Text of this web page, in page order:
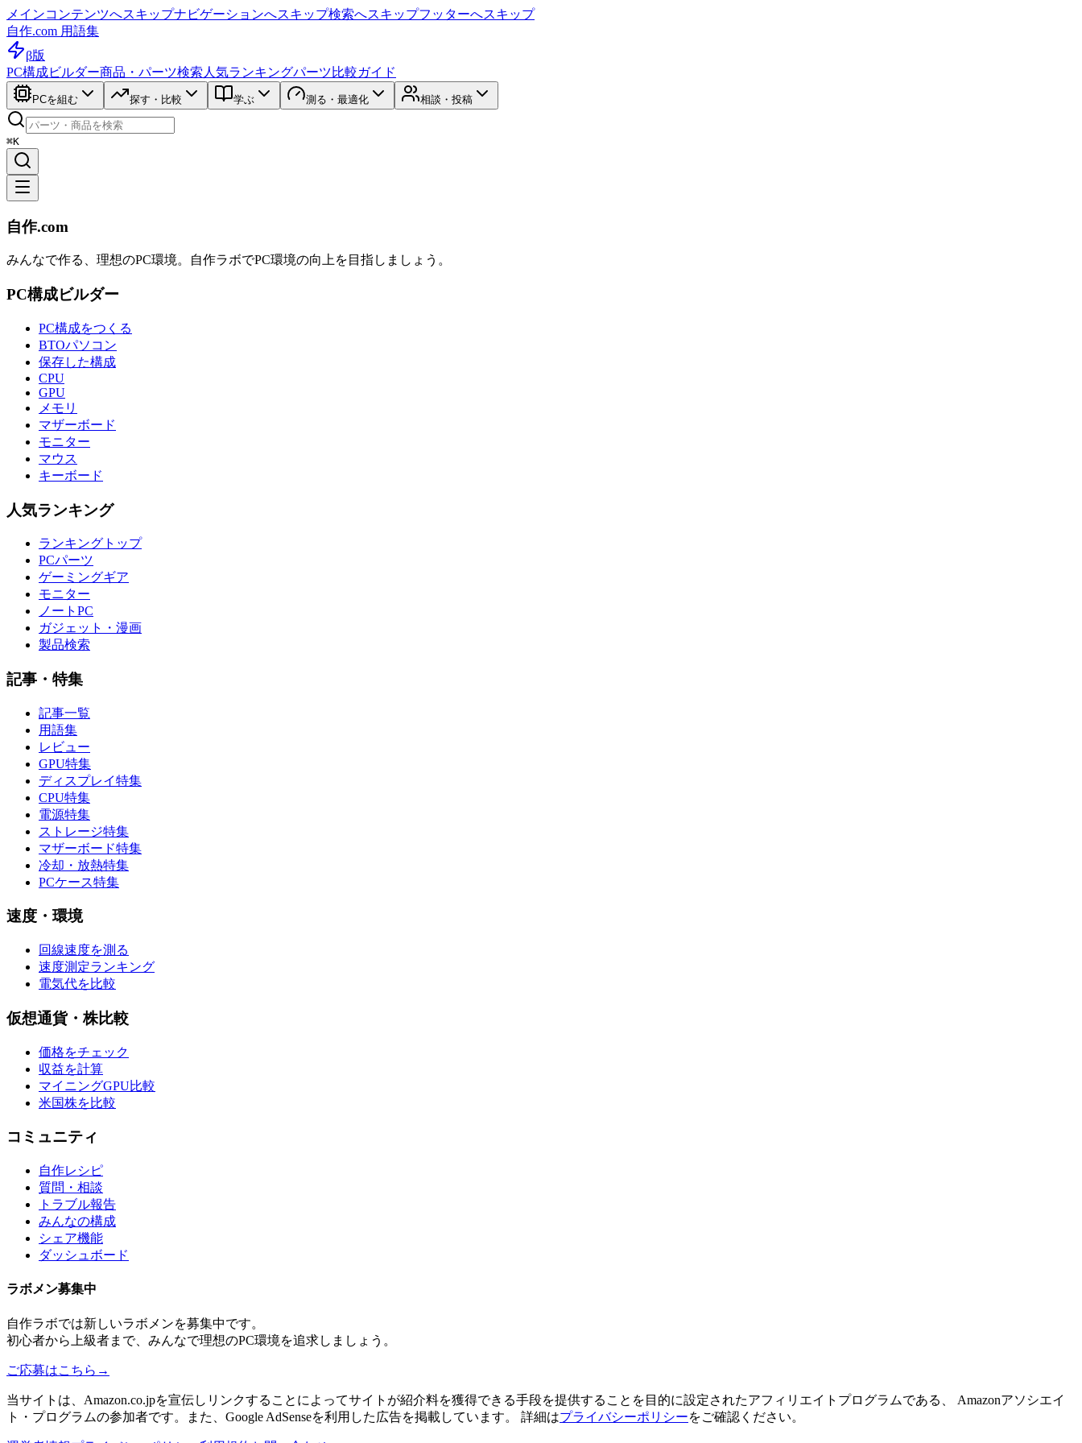
メインコンテンツへスキップナビゲーションへスキップ検索へスキップフッターへスキップ
自作.com 用語集
β版
PC構成ビルダー商品・パーツ検索 人気ランキングパーツ比較ガイド
PCを組む 探す・比較 学ぶ 測る・最適化 相談・投稿
⌘K
自作.com
みんなで作る、理想のPC環境。 自作ラボでPC環境の向上を目指しましょう。
PC構成ビルダー
PC構成をつくる
BTOパソコン
保存した構成
CPU
GPU
メモリ
マザーボード
モニター
マウス
キーボード
人気ランキング
ランキングトップ
PCパーツ
ゲーミングギア
モニター
ノートPC
ガジェット・漫画
製品検索
記事・特集
記事一覧
用語集
レビュー
GPU特集
ディスプレイ特集
CPU特集
電源特集
ストレージ特集
マザーボード特集
冷却・放熱特集
PCケース特集
速度・環境
回線速度を測る
速度測定ランキング
電気代を比較
仮想通貨・株比較
価格をチェック
収益を計算
マイニングGPU比較
米国株を比較
コミュニティ
自作レシピ
質問・相談
トラブル報告
みんなの構成
シェア機能
ダッシュボード
ラボメン募集中
自作ラボでは新しいラボメンを募集中です。
初心者から上級者まで、みんなで理想のPC環境を追求しましょう。
ご応募はこちら →
当サイトは、Amazon.co.jpを宣伝しリンクすることによってサイトが紹介料を獲得できる手段を提供することを目的に設定されたアフィリエイトプログラムである、 Amazonアソシエイ
ト・プログラムの参加者です。また、Google AdSenseを利用した広告を掲載しています。 詳細はプライバシーポリシーをご確認ください。